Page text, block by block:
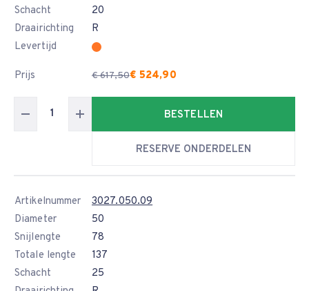
Schacht
20
Draairichting
R
Levertijd
Prijs € 617,50€ 524,90
BESTELLEN
RESERVE ONDERDELEN
Artikelnummer
3027.050.09
Diameter
50
Snijlengte
78
Totale lengte
137
Schacht
25